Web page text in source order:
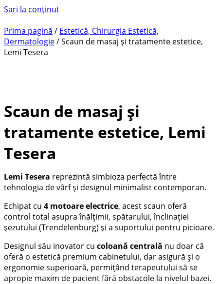
Sari la conținut
Prima pagină / Estetică, Chirurgia Estetică,
Dermatologie/ Scaun de masaj și tratamente estetice,
Lemi Tesera
Scaun de masaj și
tratamente estetice, Lemi
Tesera
Lemi Tesera reprezintă simbioza perfectă între
tehnologia de vârf și designul minimalist contemporan.
Echipat cu 4 motoare electrice, acest scaun oferă
control total asupra înălțimii, spătarului, înclinației
șezutului (Trendelenburg) și a suportului pentru picioare.
Designul său inovator cu coloană centrală nu doar că
oferă o estetică premium cabinetului, dar asigură și o
ergonomie superioară, permițând terapeutului să se
apropie maxim de pacient fără obstacole la nivelul bazei.